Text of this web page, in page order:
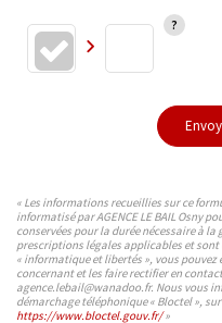
« Les informations recueillies sur ce
informatisé par AGENCE LE BAIL Osny
conservées pour la durée nécessaire à
prescriptions légales applicables et
« informatique et libertés », vous
concernant et les faire rectifier en
agence.lebail@wanadoo.fr. Nous vous
démarchage téléphonique « Bloctel »,
https://www.bloctel.gouv.fr/»